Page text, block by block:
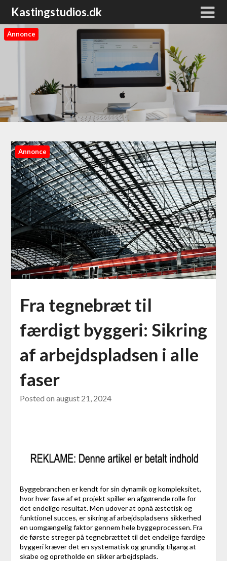
Kastingstudios.dk
Annonce
Annonce
Fra tegnebræt til
færdigt byggeri: Sikring
af arbejdspladsen i alle
faser
Posted on august 21, 2024
Byggebranchen er kendt for sin dynamik og kompleksitet,
hvor hver fase af et projekt spiller en afgørende rolle for
det endelige resultat. Men udover at opnå æstetisk og
funktionel succes, er sikring af arbejdspladsens sikkerhed
en uomgængelig faktor gennem hele byggeprocessen. Fra
de første streger på tegnebrættet til det endelige færdige
byggeri kræver det en systematisk og grundig tilgang at
skabe og opretholde en sikker arbejdsplads.